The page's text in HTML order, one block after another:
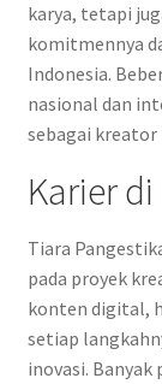
karya, tetapi
komitmennya
Indonesia.
nasional dan
sebagai kreator
Karier
Tiara
pada proyek
konten digital,
setiap
inovasi.